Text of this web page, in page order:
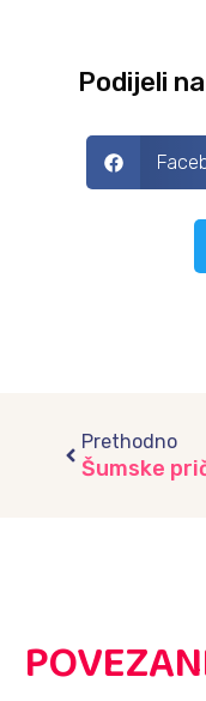
Podijeli
Prethodno